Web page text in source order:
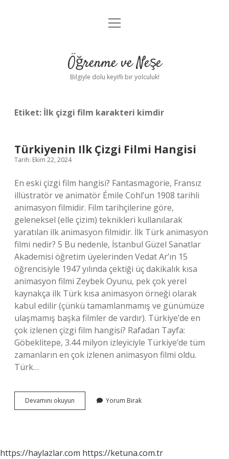
Anasayfa
Yasal Uyarı
menüyü
Öğrenme ve Neşe
Bilgiyle dolu keyifli bir yolculuk!
Etiket: İlk çizgi film karakteri kimdir
Türkiyenin Ilk Çizgi Filmi Hangisi
Tarih: Ekim 22, 2024
En eski çizgi film hangisi? Fantasmagorie, Fransız
illüstratör ve animatör Émile Cohl’un 1908 tarihli
animasyon filmidir. Film tarihçilerine göre,
geleneksel (elle çizim) teknikleri kullanılarak
yaratılan ilk animasyon filmidir. İlk Türk animasyon
filmi nedir? 5 Bu nedenle, İstanbul Güzel Sanatlar
Akademisi öğretim üyelerinden Vedat Ar’ın 15
öğrencisiyle 1947 yılında çektiği üç dakikalık kısa
animasyon filmi Zeybek Oyunu, pek çok yerel
kaynakça ilk Türk kısa animasyon örneği olarak
kabul edilir (çünkü tamamlanmamış ve günümüze
ulaşmamış başka filmler de vardır). Türkiye’de en
çok izlenen çizgi film hangisi? Rafadan Tayfa:
Göbeklitepe, 3.44 milyon izleyiciyle Türkiye’de tüm
zamanların en çok izlenen animasyon filmi oldu.
Türk…
Devamını okuyun Türkiyenin
Ilk
Yorum Bırak
https://haylazlar.com https://ketuna.com.tr